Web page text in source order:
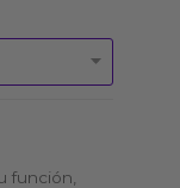
función,